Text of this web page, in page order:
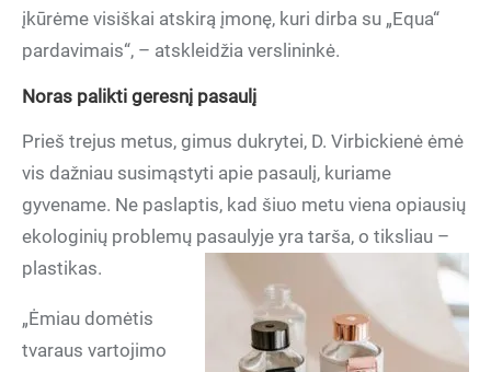
įkūrėme visiškai atskirą įmonę, kuri dirba su „Equa“
pardavimais“, – atskleidžia verslininkė.
Noras palikti geresnį pasaulį
Prieš trejus metus, gimus dukrytei, D. Virbickienė ėmė
vis dažniau susimąstyti apie pasaulį, kuriame
gyvename. Ne paslaptis, kad šiuo metu viena opiausių
ekologinių problemų pasaulyje yra tarša, o tiksliau –
plastikas.
„Ėmiau domėtis
tvaraus vartojimo